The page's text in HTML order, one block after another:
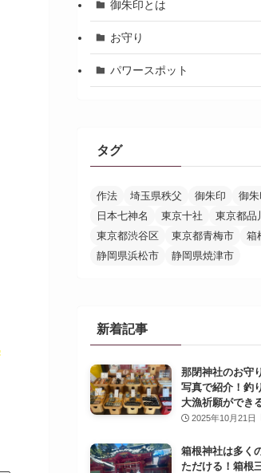
御朱印とは
お守り
パワースポット
タグ
作法 埼玉県秩父 御朱印
御
日本七神名
東京十社
東京都品
東京都渋谷区
東京都青梅市
箱
静岡県浜松市
静岡県焼津市
新着記事
那閉神社のお守
写真で紹介！釣
大漁祈願ができ
2025年10月21日
箱根神社は多く
ただける！箱根